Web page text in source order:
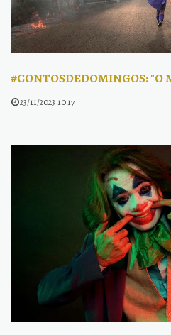
#CONTOSDEDOMINGOS: "O
23/11/2023 10:17